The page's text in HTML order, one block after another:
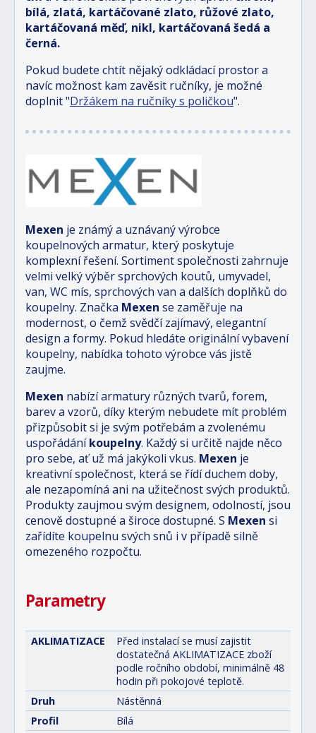
bílá, zlatá, kartáčované zlato, růžové zlato,
kartáčovaná měď, nikl, kartáčovaná šedá a
černá.
Pokud budete chtít nějaký odkládací prostor a
navíc možnost kam zavěsit ručníky, je možné
doplnit "Držákem na ručníky s poličkou".
Mexen je známý a uznávaný výrobce
koupelnových armatur, který poskytuje
komplexní řešení. Sortiment společnosti zahrnuje
velmi velký výběr sprchových koutů, umyvadel,
van, WC mís, sprchových van a dalších doplňků do
koupelny. Značka Mexen se zaměřuje na
modernost, o čemž svědčí zajímavý, elegantní
design a formy. Pokud hledáte originální vybavení
koupelny, nabídka tohoto výrobce vás jistě
zaujme.
Mexen nabízí armatury různých tvarů, forem,
barev a vzorů, díky kterým nebudete mít problém
přizpůsobit si je svým potřebám a zvolenému
uspořádání koupelny. Každý si určitě najde něco
pro sebe, ať už má jakýkoli vkus. Mexen je
kreativní společnost, která se řídí duchem doby,
ale nezapomíná ani na užitečnost svých produktů.
Produkty zaujmou svým designem, odolností, jsou
cenově dostupné a široce dostupné. S Mexen si
zařídíte koupelnu svých snů i v případě silně
omezeného rozpočtu.
Parametry
AKLIMATIZACE
Před instalací se musí zajistit
dostatečná AKLIMATIZACE zboží
podle ročního období, minimálně 48
hodin při pokojové teplotě.
Druh
Nástěnná
Profil
Bílá